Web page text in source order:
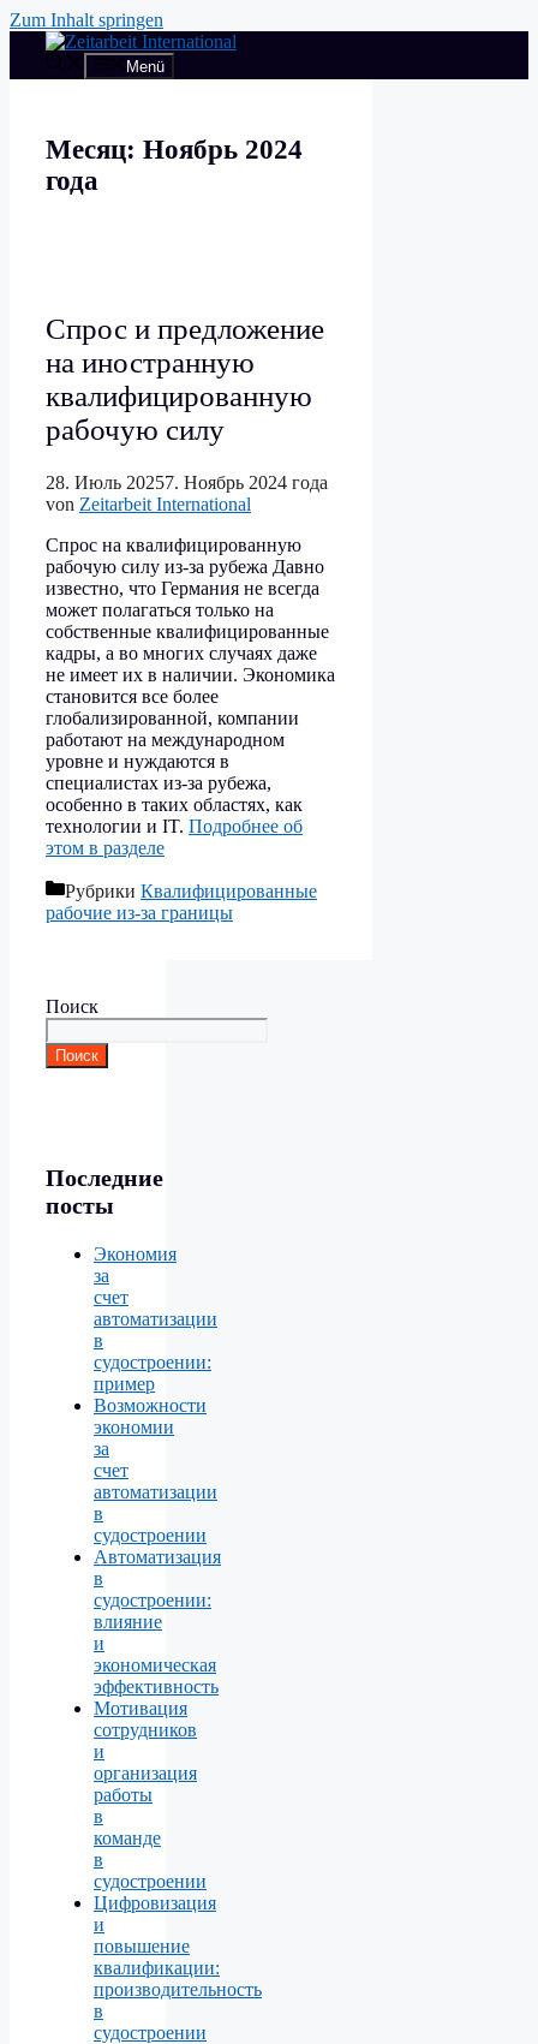
Zum Inhalt springen
Menü
Месяц: Ноябрь 2024
года
Спрос и предложение
на иностранную
квалифицированную
рабочую силу
28. Июль 20257. Ноябрь 2024 года
von Zeitarbeit International
Спрос на квалифицированную
рабочую силу из-за рубежа Давно
известно, что Германия не всегда
может полагаться только на
собственные квалифицированные
кадры, а во многих случаях даже
не имеет их в наличии. Экономика
становится все более
глобализированной, компании
работают на международном
уровне и нуждаются в
специалистах из-за рубежа,
особенно в таких областях, как
технологии и IT. Подробнее об
этом в разделе
Рубрики Квалифицированные
рабочие из-за границы
Поиск
Поиск
Последние
посты
Экономия
за
счет
автоматизации
в
судостроении:
пример
Возможности
экономии
за
счет
автоматизации
в
судостроении
Автоматизация
в
судостроении:
влияние
и
экономическая
эффективность
Мотивация
сотрудников
и
организация
работы
в
команде
в
судостроении
Цифровизация
и
повышение
квалификации:
производительность
в
судостроении